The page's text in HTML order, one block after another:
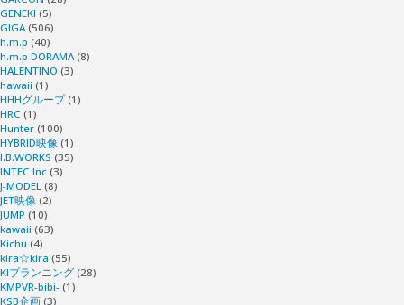
GENEKI (5)
GIGA (506)
h.m.p (40)
h.m.p DORAMA (8)
HALENTINO (3)
hawaii (1)
HHHグループ(1)
HRC (1)
Hunter (100)
HYBRID映像 (1)
I.B.WORKS (35)
INTEC Inc (3)
J-MODEL (8)
JET映像 (2)
JUMP (10)
kawaii (63)
Kichu (4)
kira☆kira (55)
KIプランニング (28)
KMPVR-bibi- (1)
KSB企画 (3)